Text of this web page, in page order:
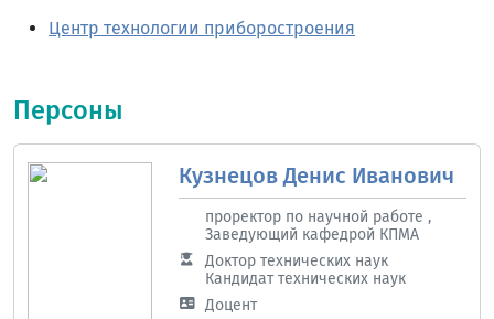
Центр технологии приборостроения
Персоны
Кузнецов Денис Иванович
проректор по научной работе ,
Заведующий кафедрой КПМА
Доктор технических наук
Кандидат технических наук
Доцент